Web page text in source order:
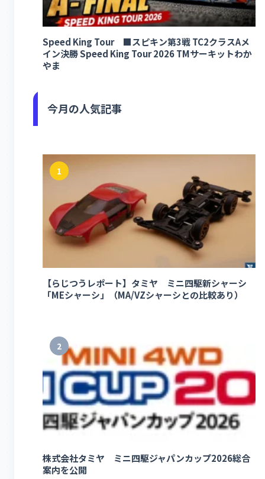
Speed King Tour ■スピキン第3戦 TC2クラスAメ
イン決勝 Speed King Tour 2026 TMサーキットわか
やま
今月の人気記事
1
【らじつうレポート】タミヤ ミニ四駆新シャーシ
「MEシャーシ」（MA/VZシャーシとの比較あり）
2
株式会社タミヤ ミニ四駆ジャパンカップ2026総合
案内を公開